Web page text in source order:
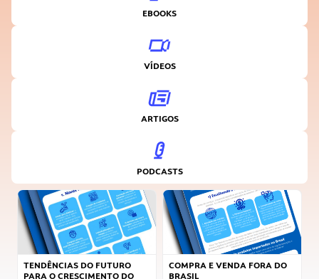
EBOOKS
VÍDEOS
ARTIGOS
PODCASTS
TENDÊNCIAS DO FUTURO
PARA O CRESCIMENTO DO
COMPRA E VENDA FORA DO
BRASIL